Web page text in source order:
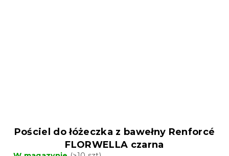
Pościel do łóżeczka z bawełny Renforcé
FLORWELLA czarna